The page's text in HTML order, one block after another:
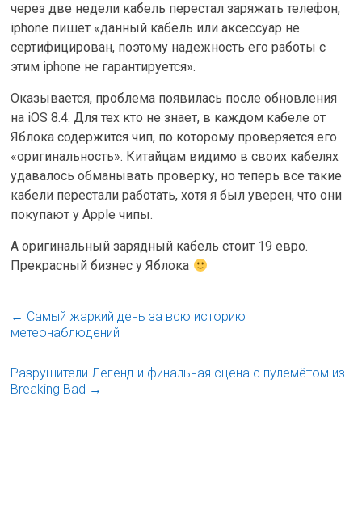
через две недели кабель перестал заряжать телефон,
iphone пишет «данный кабель или аксессуар не
сертифицирован, поэтому надежность его работы с
этим iphone не гарантируется».
Оказывается, проблема появилась после обновления
на iOS 8.4. Для тех кто не знает, в каждом кабеле от
Яблока содержится чип, по которому проверяется его
«оригинальность». Китайцам видимо в своих кабелях
удавалось обманывать проверку, но теперь все такие
кабели перестали работать, хотя я был уверен, что они
покупают у Apple чипы.
А оригинальный зарядный кабель стоит 19 евро.
Прекрасный бизнес у Яблока
← Самый жаркий день за всю историю
метеонаблюдений
Разрушители Легенд и финальная сцена с пулемётом из
Breaking Bad →